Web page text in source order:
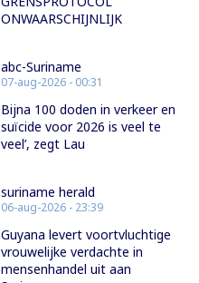
ONWAARSCHIJNLIJK
abc-Suriname
07-aug-2026 - 00:31
Bijna 100 doden in verkeer en
suïcide voor 2026 is veel te
veel’, zegt Lau
suriname herald
06-aug-2026 - 23:39
Guyana levert voortvluchtige
vrouwelijke verdachte in
mensenhandel uit aan